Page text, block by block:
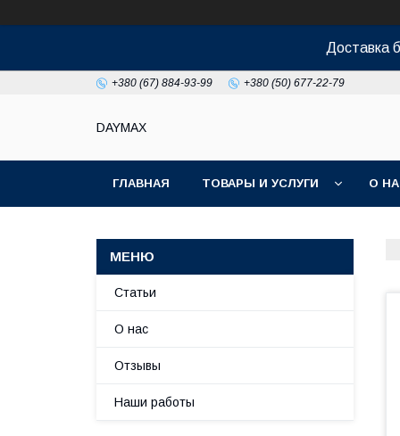
Доставка
+380 (67) 884-93-99 +380 (50) 677-22-79
DAYMAX
ГЛАВНАЯ ТОВАРЫ И УСЛУГИ О
Статьи
О нас
Отзывы
Наши работы